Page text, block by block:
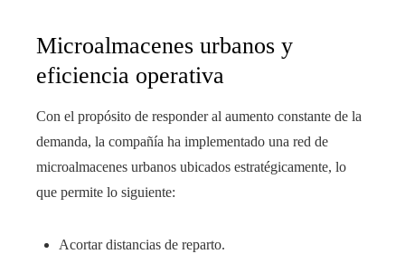
Microalmacenes urbanos y
eficiencia operativa
Con el propósito de responder al aumento constante de la
demanda, la compañía ha implementado una red de
microalmacenes urbanos ubicados estratégicamente, lo
que permite lo siguiente:
Acortar distancias de reparto.